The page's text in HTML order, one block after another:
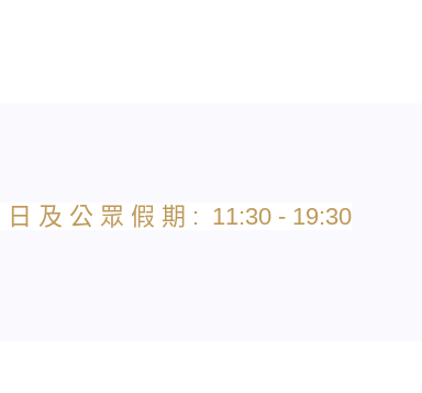
日 及 公 眾 假 期 : 11:30 - 19:30